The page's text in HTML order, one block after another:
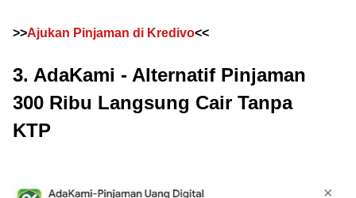
>>Ajukan Pinjaman di Kredivo<<
3. AdaKami - Alternatif Pinjaman
300 Ribu Langsung Cair Tanpa
KTP